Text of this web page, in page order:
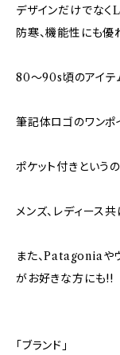
デザインだけでな
防寒、機能性にも優
80～90s頃のアイテ
筆記体ロゴのワンポ
ポケット付きという
メンズ、レディース
また、Patagoniaや
がお好きな方にも!!
「ブランド」